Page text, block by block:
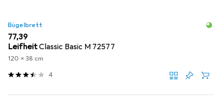
Bügelbrett
EUR
77,39
LeifheitClassic Basic M 72577
120 x 38 cm
4